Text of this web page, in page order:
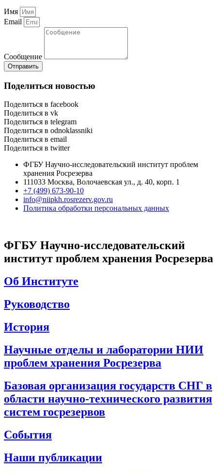
Имя
Email
Сообщение
Отправить
Поделиться новостью
Поделиться в facebook
Поделиться в vk
Поделиться в telegram
Поделиться в odnoklassniki
Поделиться в email
Поделиться в twitter
ФГБУ Научно-исследовательский институт проблем
хранения Росрезерва​
111033 Москва, Волочаевская ул., д. 40, корп. 1
+7 (499) 673-90-10
info@niipkh.rosrezerv.gov.ru
Политика обработки персональных данных
ФГБУ Научно-исследовательский
институт проблем хранения Росрезерва
Об Институте
Руководство
История
Научные отделы и лаборатории НИИ
проблем хранения Росрезерва
Базовая организация государств СНГ в
области научно-технического развития
систем госрезервов
События
Наши публикации